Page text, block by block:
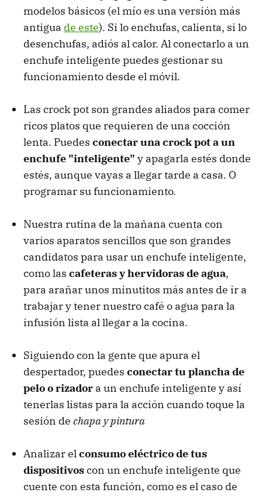
modelos básicos (el mío es una versión más
antigua de este). Si lo enchufas, calienta, si lo
desenchufas, adiós al calor. Al conectarlo a un
enchufe inteligente puedes gestionar su
funcionamiento desde el móvil.
Las crock pot son grandes aliados para comer
ricos platos que requieren de una cocción
lenta. Puedes conectar una crock pot a un
enchufe "inteligente" y apagarla estés donde
estés, aunque vayas a llegar tarde a casa. O
programar su funcionamiento.
Nuestra rutina de la mañana cuenta con
varios aparatos sencillos que son grandes
candidatos para usar un enchufe inteligente,
como las cafeteras y hervidoras de agua,
para arañar unos minutitos más antes de ir a
trabajar y tener nuestro café o agua para la
infusión lista al llegar a la cocina.
Siguiendo con la gente que apura el
despertador, puedes conectar tu plancha de
pelo o rizador a un enchufe inteligente y así
tenerlas listas para la acción cuando toque la
sesión de chapa y pintura
Analizar elconsumo eléctrico de tus
dispositivoscon un enchufe inteligente que
cuente con esta función, como es el caso de